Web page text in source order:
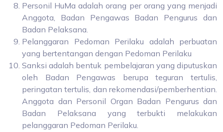
Personil HuMa adalah orang per orang yang menjadi
Anggota, Badan Pengawas Badan Pengurus dan
Badan Pelaksana.
Pelanggaran Pedoman Perilaku adalah perbuatan
yang bertentangan dengan Pedoman Perilaku
Sanksi adalah bentuk pembelajaran yang diputuskan
oleh Badan Pengawas berupa teguran tertulis,
peringatan tertulis, dan rekomendasi/pemberhentian.
Anggota dan Personil Organ Badan Pengurus dan
Badan Pelaksana yang terbukti melakukan
pelanggaran Pedoman Perilaku.